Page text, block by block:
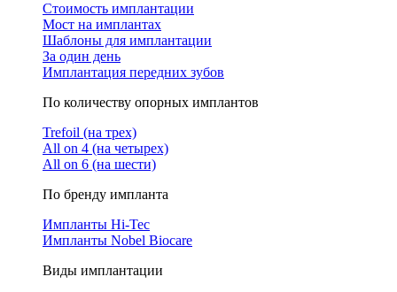
Стоимость имплантации
Мост на имплантах
Шаблоны для имплантации
За один день
Имплантация передних зубов
По количеству опорных имплантов
Trefoil (на трех)
All on 4 (на четырех)
All on 6 (на шести)
По бренду импланта
Импланты Hi-Tec
Импланты Nobel Biocare
Виды имплантации